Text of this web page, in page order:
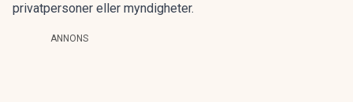
privatpersoner eller myndigheter.
ANNONS